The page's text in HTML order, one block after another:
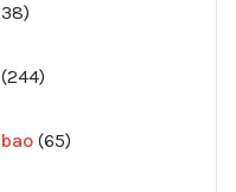
produkter
244
produkter
65
produkter